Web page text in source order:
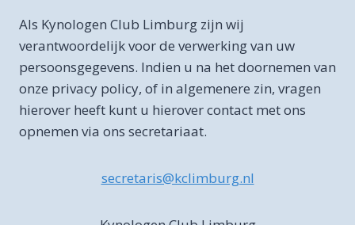
Als Kynologen Club Limburg zijn wij
verantwoordelijk voor de verwerking van uw
persoonsgegevens. Indien u na het doornemen van
onze privacy policy, of in algemenere zin, vragen
hierover heeft kunt u hierover contact met ons
opnemen via ons secretariaat.
secretaris@kclimburg.nl